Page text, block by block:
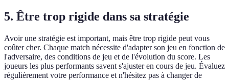
5. Être trop rigide dans sa stratégie
Avoir une stratégie est important, mais être trop rigide peut vous
coûter cher. Chaque match nécessite d'adapter son jeu en fonction de
l'adversaire, des conditions de jeu et de l'évolution du score. Les
joueurs les plus performants savent s'ajuster en cours de jeu. Évaluez
régulièrement votre performance et n'hésitez pas à changer de